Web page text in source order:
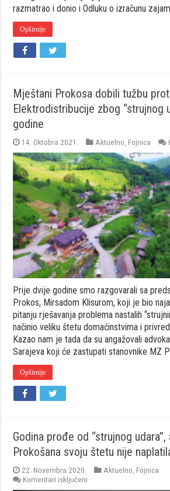
razmatrao i donio i Odluku o izračunu
Opširnije
Mještani Prokosa dobili tužbu
Elektrodistribucije zbog “strujnog
godine
14. Oktobra 2021. Aktuelno, Fojnica
Prije dvije godine smo razgovarali sa
Prokos, Mirsadom Klisurom, koji je bio
pitanju rješavanja problema nastalih
načinio veliku štetu domaćinstvima i
Kazao nam je tada da su angažovali
Sarajeva koji će zastupati stanovnike MZ
Opširnije
Godina prođe od “strujnog udara”,
Prokošana svoju štetu nije
22. Novembra 2020. Aktuelno Fojnica
Komentari isključeni
Godina